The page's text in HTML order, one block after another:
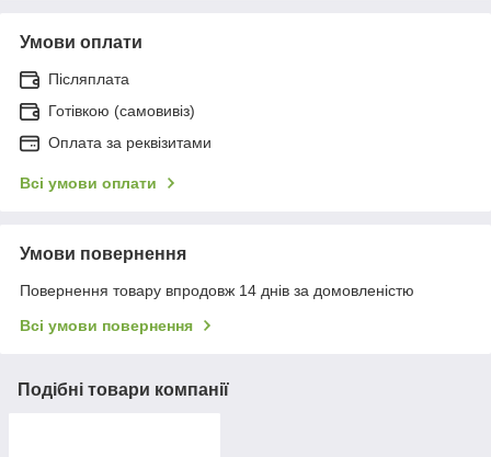
Умови оплати
Післяплата
Готівкою (самовивіз)
Оплата за реквізитами
Всі умови оплати
Умови повернення
Повернення товару впродовж 14 днів за домовленістю
Всі умови повернення
Подібні товари компанії